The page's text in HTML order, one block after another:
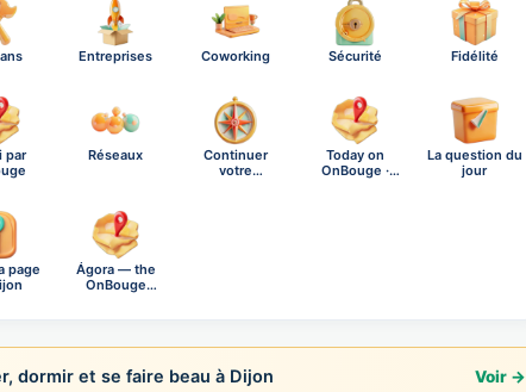
Entreprises Coworking Sécurité Fidélité
par
Réseaux
Continuer
votre
Today on
OnBouge ·
La question du
jour
page
Ágora — the
OnBouge
dormir et se faire beau à Dijon Voir →